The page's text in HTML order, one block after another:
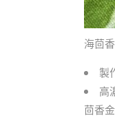
海茴
製
高
茴香